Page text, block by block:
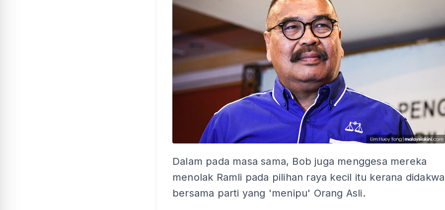
Dalam pada masa sama, Bob juga menggesa mereka
menolak Ramli pada pilihan raya kecil itu kerana didakwa
bersama parti yang 'menipu' Orang Asli.